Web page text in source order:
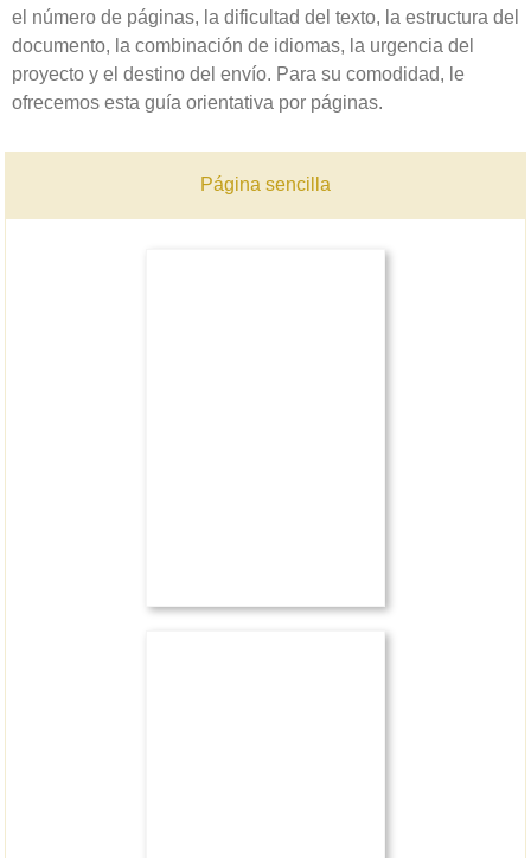
el número de páginas, la dificultad del texto, la estructura del
documento, la combinación de idiomas, la urgencia del
proyecto y el destino del envío. Para su comodidad, le
ofrecemos esta guía orientativa por páginas.
Página sencilla